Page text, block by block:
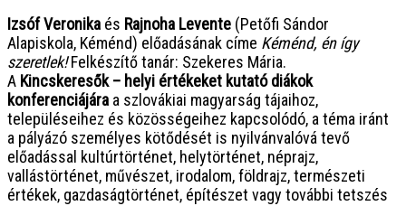
Izsóf Veronika és Rajnoha Levente (Petőfi Sándor
Alapiskola, Kéménd) előadásának címe Kéménd, én így
szeretlek!Felkészítő tanár: Szekeres Mária.
A Kincskeresők – helyi értékeket kutató diákok
konferenciájára a szlovákiai magyarság tájaihoz,
településeihez és közösségeihez kapcsolódó, a téma iránt
a pályázó személyes kötődését is nyilvánvalóvá tevő
előadással kultúrtörténet, helytörténet, néprajz,
vallástörténet, művészet, irodalom, földrajz, természeti
értékek, gazdaságtörténet, építészet vagy további tetszés